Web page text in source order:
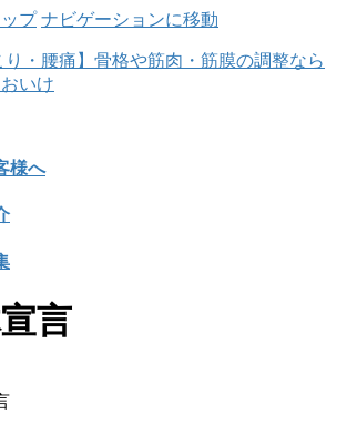
プ ナビゲーションに移動
様へ
言